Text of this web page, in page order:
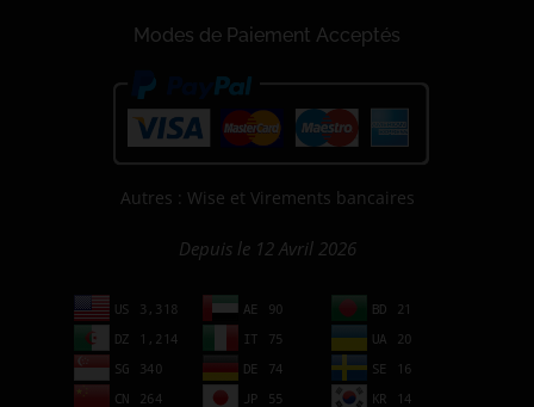
Modes de Paiement Acceptés
Autres : Wise et Virements bancaires
Depuis le 12 Avril 2026